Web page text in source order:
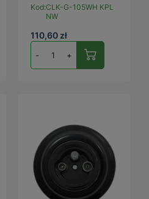
Kod:CLK-G-105WH KPL
NW
110,60 zł
- +